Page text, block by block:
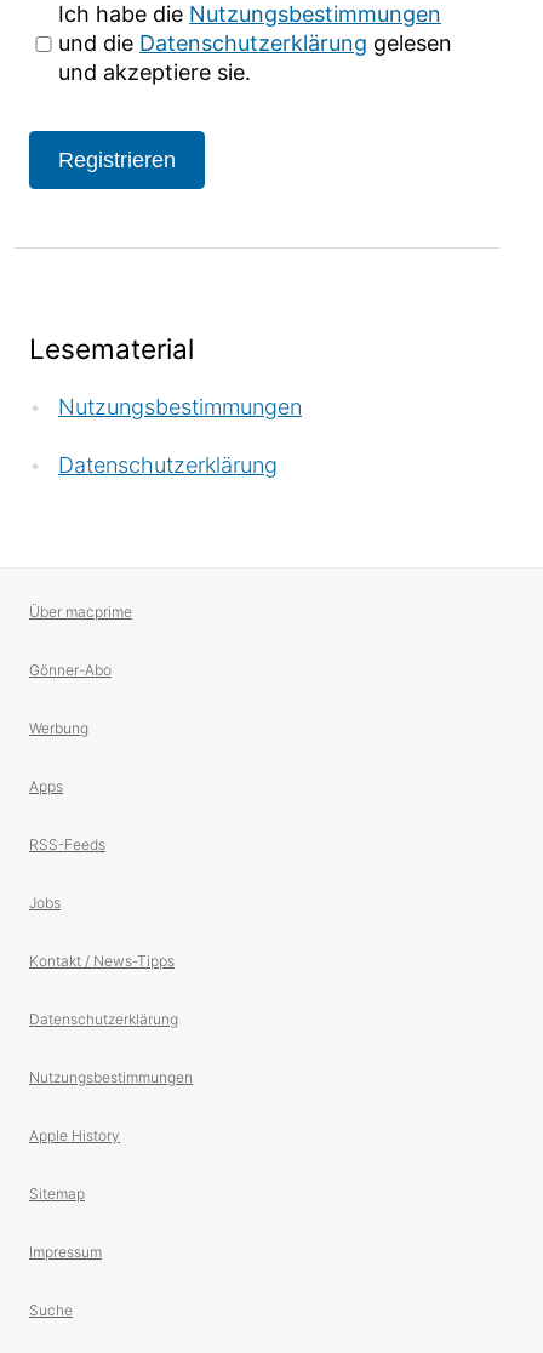
Ich habe die Nutzungsbestimmungen
und die Datenschutzerklärung gelesen
und akzeptiere sie.
Registrieren
Lesematerial
Nutzungsbestimmungen
Datenschutzerklärung
Über macprime
Gönner-Abo
Werbung
Apps
RSS-Feeds
Jobs
Kontakt / News-Tipps
Datenschutzerklärung
Nutzungsbestimmungen
Apple History
Sitemap
Impressum
Suche